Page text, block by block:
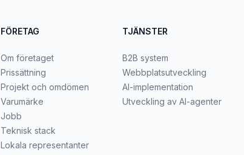
FÖRETAG
Om företaget
Prissättning
Projekt och omdömen
Varumärke
Jobb
Teknisk stack
Lokala representanter
TJÄNSTER
B2B system
Webbplatsutveckling
AI-implementation
Utveckling av AI-agenter